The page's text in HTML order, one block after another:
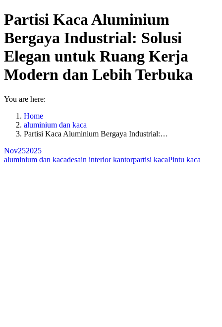
Partisi Kaca Aluminium
Bergaya Industrial: Solusi
Elegan untuk Ruang Kerja
Modern dan Lebih Terbuka
You are here:
Home
aluminium dan kaca
Partisi Kaca Aluminium Bergaya Industrial:…
Nov252025
aluminium dan kacadesain interior kantorpartisi kacaPintu kaca